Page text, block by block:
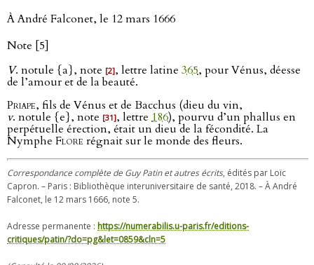
À André Falconet, le 12 mars 1666
Note [5]
V. notule {a}, note [2], lettre latine 365, pour Vénus, déesse
de l’amour et de la beauté.
Priape, fils de Vénus et de Bacchus (dieu du vin,
v. notule {e}, note [31], lettre 186), pourvu d’un phallus en
perpétuelle érection, était un dieu de la fécondité. La
Nymphe Flore régnait sur le monde des fleurs.
Correspondance complète de Guy Patin et autres écrits, édités par Loïc
Capron. – Paris : Bibliothèque interuniversitaire de santé, 2018. – À André
Falconet, le 12 mars 1666, note 5.
Adresse permanente : https://numerabilis.u-paris.fr/editions-
critiques/patin/?do=pg&let=0859&cln=5